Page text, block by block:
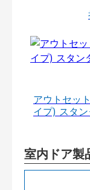
アウトセッ
イプ) スタン
室内ドア製